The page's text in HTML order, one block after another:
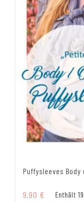
Puffysleeves
9,90 € Enthält